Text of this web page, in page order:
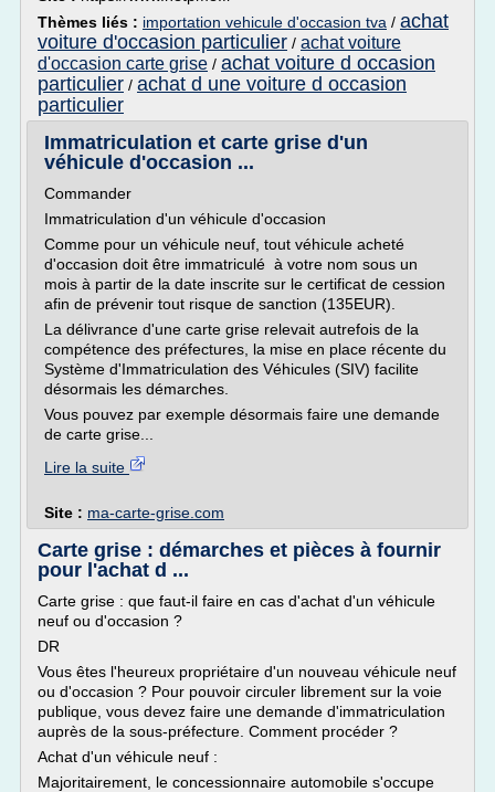
Thèmes liés : importation vehicule d'occasion tva / achat
voiture d'occasion particulier / achat voiture
d'occasion carte grise / achat voiture d occasion
particulier / achat d une voiture d occasion
particulier
Immatriculation et carte grise d'un
véhicule d'occasion ...
Commander
Immatriculation d'un véhicule d'occasion
Comme pour un véhicule neuf, tout véhicule acheté
d'occasion doit être immatriculé à votre nom sous un
mois à partir de la date inscrite sur le certificat de cession
afin de prévenir tout risque de sanction (135EUR).
La délivrance d'une carte grise relevait autrefois de la
compétence des préfectures, la mise en place récente du
Système d'Immatriculation des Véhicules (SIV) facilite
désormais les démarches.
Vous pouvez par exemple désormais faire une demande
de carte grise...
Lire la suite
Site : ma-carte-grise.com
Carte grise : démarches et pièces à fournir
pour l'achat d ...
Carte grise : que faut-il faire en cas d'achat d'un véhicule
neuf ou d'occasion ?
DR
Vous êtes l'heureux propriétaire d'un nouveau véhicule neuf
ou d'occasion ? Pour pouvoir circuler librement sur la voie
publique, vous devez faire une demande d'immatriculation
auprès de la sous-préfecture. Comment procéder ?
Achat d'un véhicule neuf :
Majoritairement, le concessionnaire automobile s'occupe